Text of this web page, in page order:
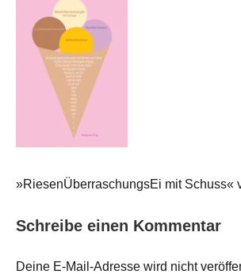
»RiesenÜberraschungsEi mit Schuss«
Schreibe einen Kommentar
Deine E-Mail-Adresse wird nicht